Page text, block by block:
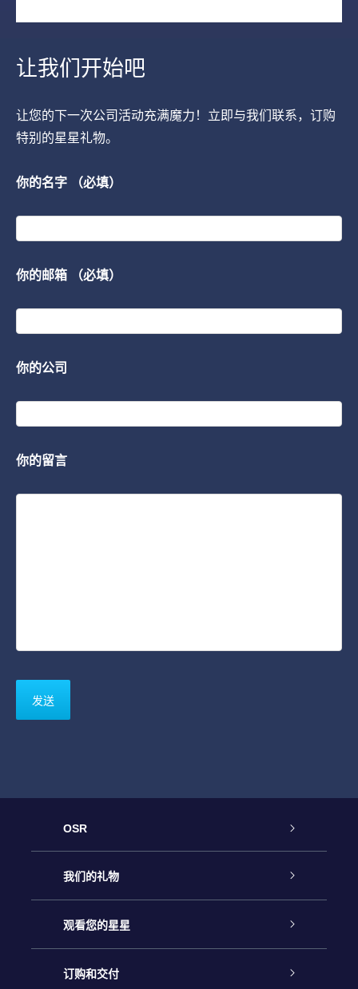
让我们开始吧
让您的下一次公司活动充满魔力！立即与我们联系，订购
特别的星星礼物。
你的名字 （必填）
你的邮箱 （必填）
你的公司
你的留言
OSR
客户服务
联系我们
博客
我们的礼物
Online Star礼物
OSR 礼物包
观看您的星星
Online Star Register
订购和交付